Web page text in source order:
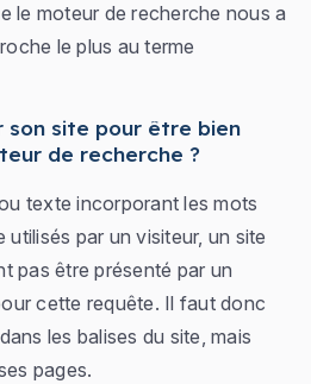
le moteur de recherche nous a
le plus au terme
son site pour être bien
de recherche ?
texte incorporant les mots
utilisés par un visiteur, un site
pas être présenté par un
cette requête. Il faut donc
les balises du site, mais
pages.